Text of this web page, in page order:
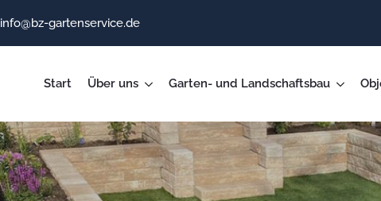
info@bz-gartenservice.de
Start Über uns Garten- und Landschaftsbau